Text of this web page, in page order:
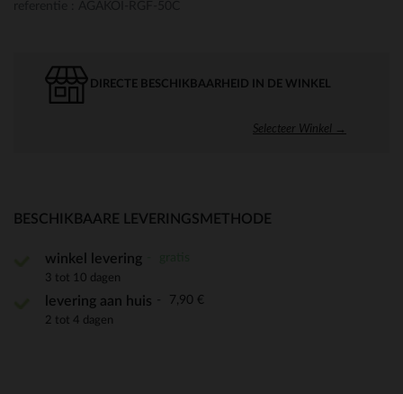
DIRECTE BESCHIKBAARHEID IN DE WINKEL
Selecteer Winkel →
BESCHIKBAARE LEVERINGSMETHODE
winkel levering
3 tot 10 dagen
levering aan huis 7,90 €
2 tot 4 dagen